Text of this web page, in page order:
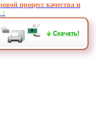
процесс качества и
↕️